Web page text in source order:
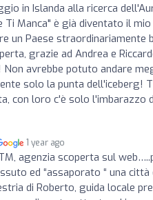
in Islanda alla ricerca
Ti Manca" è già diventato il
un Paese straordinariamente
grazie ad Andrea e
avrebbe potuto andare
solo la punta dell'iceberg!
con loro c'è solo l'imbarazzo
1 year ago
agenzia scoperta sul
ed “assaporato “ una
di Roberto, guida locale